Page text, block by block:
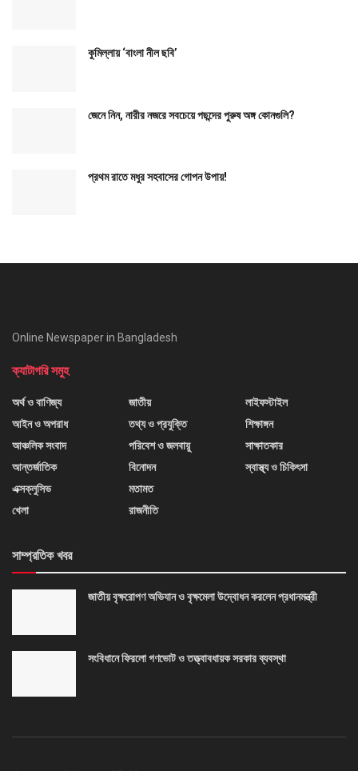
কুমিল্লায় ‘বাংলা নীল ছবি’
জেনে নিন, নারীর নজরে সবচেয়ে পছন্দের পুরুষ অঙ্গ কোনগুলি?
প্রথম রাতে মধুর সহবাসের গোপন উপায়!
Online Newspaper in Bangladesh
ক্যাটাগরি সমুহ
অর্থ ও বাণিজ্য
আইন ও অপরাধ
আঞ্চলিক সংবাদ
আন্তর্জাতিক
এক্সক্লুসিভ
খেলা
জাতীয়
তথ্য ও প্রযুক্তি
পরিবেশ ও জলবায়ু
বিনোদন
মতামত
রাজনীতি
লাইফস্টাইল
শিক্ষাঙ্গন
সাক্ষাতকার
স্বাস্থ্য ও চিকিৎসা
সাম্প্রতিক খবর
জাতীয় বৃক্ষরোপণ অভিযান ও বৃক্ষমেলা উদ্বোধন করলেন প্রধানমন্ত্রী
সংবিধানে ফিরলো গণভোট ও তত্ত্বাবধায়ক সরকার ব্যবস্থা